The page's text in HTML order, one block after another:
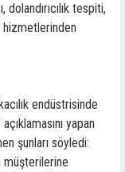
tespiti,
endüstrisinde
yapan
şunları söyledi:
müşterilerine